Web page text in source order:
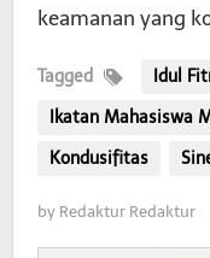
keamanan yang
Tagged
Idul
Ikatan Mahasiswa
Kondusifitas
by Redaktur Redaktur